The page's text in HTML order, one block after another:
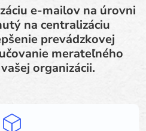
e-mailov na úrovni
na centralizáciu
prevádzkovej
merateľného
organizácii.